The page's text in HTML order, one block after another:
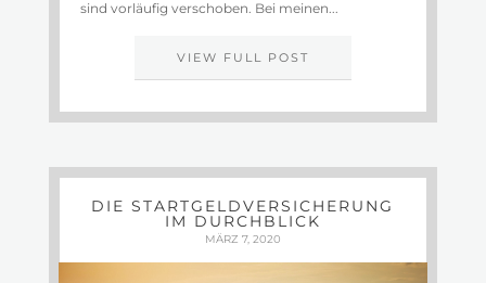
sind vorläufig verschoben. Bei meinen...
VIEW FULL POST
DIE STARTGELDVERSICHERUNG
IM DURCHBLICK
MÄRZ 7, 2020